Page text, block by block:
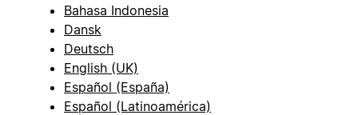
Bahasa Indonesia
Dansk
Deutsch
English (UK)
Español (España)
Español (Latinoamérica)